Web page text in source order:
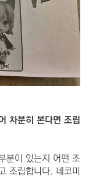
차분히 본다면 조립
분이 있는지 어떤 조
조립합니다. 네코미